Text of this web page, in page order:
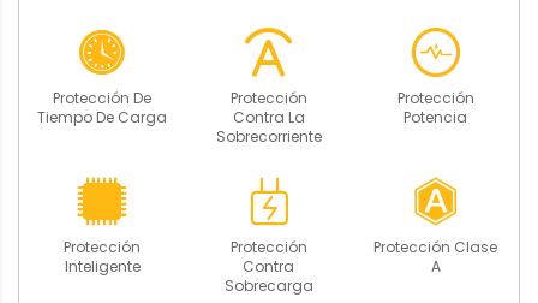
Protección De
Tiempo De Carga
Protección
Contra La
Sobrecorriente
Protección
Potencia
Protección
Inteligente
Protección
Contra
Sobrecarga
Protección Clase
A